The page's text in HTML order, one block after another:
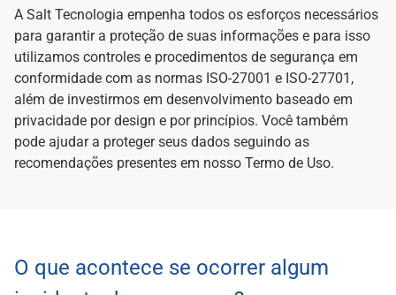
A Salt Tecnologia empenha todos os esforços necessários
para garantir a proteção de suas informações e para isso
utilizamos controles e procedimentos de segurança em
conformidade com as normas ISO-27001 e ISO-27701,
além de investirmos em desenvolvimento baseado em
privacidade por design e por princípios. Você também
pode ajudar a proteger seus dados seguindo as
recomendações presentes em nosso Termo de Uso.
O que acontece se ocorrer algum